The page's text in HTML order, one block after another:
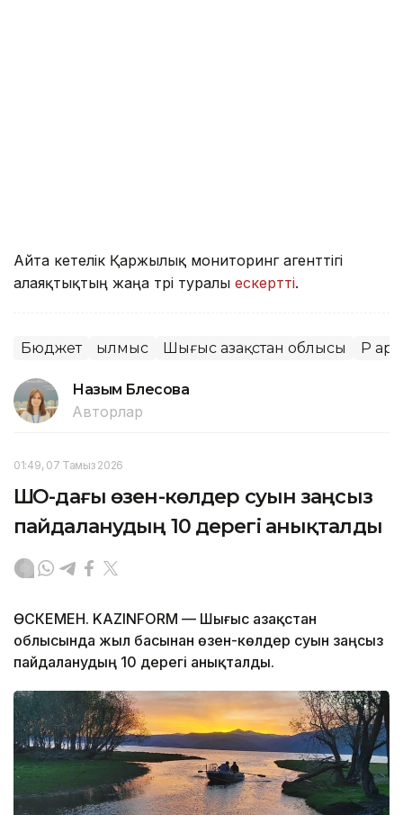
Айта кетелік Қаржылық мониторинг агенттігі
алаяқтықтың жаңа түрі туралы ескертті.
Бюджет Қылмыс Шығыс Қазақстан облысы ҚР
Назым Бөлесова
Авторлар
01:49, 07 Тамыз 2026
ШҚО-дағы өзен-көлдер суын заңсыз
пайдаланудың 10 дерегі анықталды
ӨСКЕМЕН. KAZINFORM — Шығыс Қазақстан
облысында жыл басынан өзен-көлдер суын заңсыз
пайдаланудың 10 дерегі анықталды.